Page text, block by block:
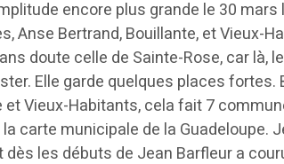
encore plus grande le 30
Anse Bertrand, Bouillante, et Vieux-
doute celle de Sainte-Rose, car là,
Elle garde quelques places
Vieux-Habitants, cela fait 7
carte municipale de la Guadeloupe.
les débuts de Jean Barfleur a